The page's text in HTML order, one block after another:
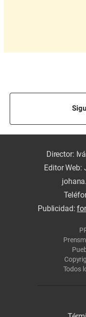
Director:
Editor Web:
Publicidad:
Todos